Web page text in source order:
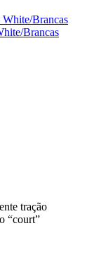
Brancas
tração
“court”